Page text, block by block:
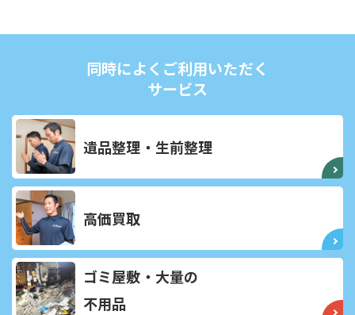
同時によくご利用いただく
サービス
遺品整理・生前整理
高価買取
ゴミ屋敷・大量の
不用品